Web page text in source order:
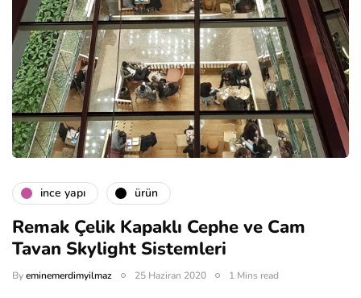
i̇nce yapı ürün
Remak Çelik Kapaklı Cephe ve Cam
Tavan Skylight Sistemleri
Byeminemerdimyilmaz 25 Haziran 2020 1 Mins read